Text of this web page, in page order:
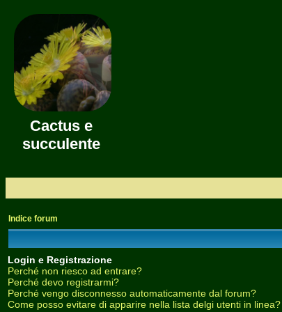
Cactus e
succulente
Indice forum
Login e Registrazione
Perché non riesco ad entrare?
Perché devo registrarmi?
Perché vengo disconnesso automaticamente dal forum?
Come posso evitare di apparire nella lista delgi utenti in linea?